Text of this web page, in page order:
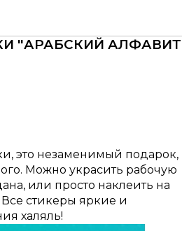
"АРАБСКИЙ
это незаменимый подарок,
Можно украсить рабочую
или просто наклеить на
стикеры яркие и
халяль!